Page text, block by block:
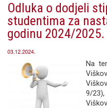
Odluka o dodjeli
studentima za
godinu 2024/2025.
03.12.2024.
Na
9/